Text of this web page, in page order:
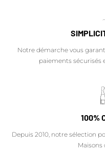
Notre démarche vous
paiements sécurisés
100%
Depuis 2010, notre sélection
Maisons